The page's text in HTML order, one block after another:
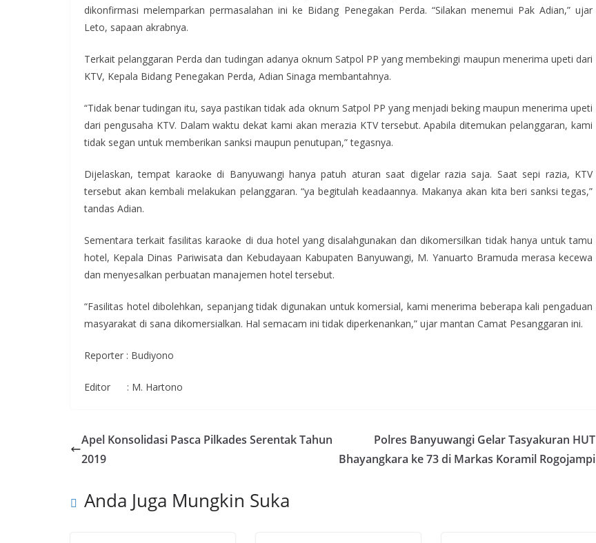
dikonfirmasi melemparkan permasalahan ini ke Bidang Penegakan Perda. “Silakan menemui Pak Adian,” ujar
Leto, sapaan akrabnya.
Terkait pelanggaran Perda dan tudingan adanya oknum Satpol PP yang membekingi maupun menerima upeti dari
KTV, Kepala Bidang Penegakan Perda, Adian Sinaga membantahnya.
“Tidak benar tudingan itu, saya pastikan tidak ada oknum Satpol PP yang menjadi beking maupun menerima upeti
dari pengusaha KTV. Dalam waktu dekat kami akan merazia KTV tersebut. Apabila ditemukan pelanggaran, kami
tidak segan untuk memberikan sanksi maupun penutupan,” tegasnya.
Dijelaskan, tempat karaoke di Banyuwangi hanya patuh aturan saat digelar razia saja. Saat sepi razia, KTV
tersebut akan kembali melakukan pelanggaran. “ya begitulah keadaannya. Makanya akan kita beri sanksi tegas,”
tandas Adian.
Sementara terkait fasilitas karaoke di dua hotel yang disalahgunakan dan dikomersilkan tidak hanya untuk tamu
hotel, Kepala Dinas Pariwisata dan Kebudayaan Kabupaten Banyuwangi, M. Yanuarto Bramuda merasa kecewa
dan menyesalkan perbuatan manajemen hotel tersebut.
“Fasilitas hotel dibolehkan, sepanjang tidak digunakan untuk komersial, kami menerima beberapa kali pengaduan
masyarakat di sana dikomersialkan. Hal semacam ini tidak diperkenankan,” ujar mantan Camat Pesanggaran ini.
Reporter : Budiyono
Editor : M. Hartono
Apel Konsolidasi Pasca Pilkades Serentak Tahun
2019
Polres Banyuwangi Gelar Tasyakuran HUT
Bhayangkara ke 73 di Markas Koramil Rogojampi
Anda Juga Mungkin Suka